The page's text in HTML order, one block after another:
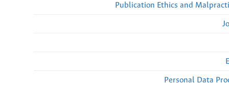
Publication Ethics and
Personal Data